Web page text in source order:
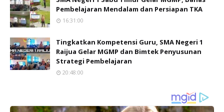
Pembelajaran Mendalam dan Persiapan TKA
16:31:00
Tingkatkan Kompetensi Guru, SMA Negeri 1
Raijua Gelar MGMP dan Bimtek Penyusunan
Strategi Pembelajaran
20:48:00